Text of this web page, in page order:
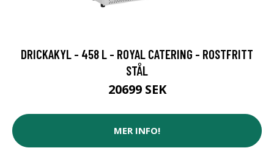
DRICKAKYL - 458 L - ROYAL CATERING - ROSTFRITT
STÅL
20699 SEK
MER INFO!